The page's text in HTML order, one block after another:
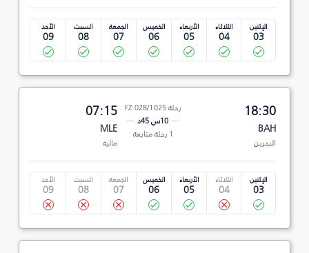
الإثنين
03
الثلاثاء
04
الأربعاء
05
الخميس
06
الجمعة
07
السبت
08
الأحد
09
18:30
BAH
البحرين
رحلة FZ 028/1025
10س 45د
1 رحلة متابعة
07:15
MLE
ماليه
الإثنين
03
الثلاثاء
04
الأربعاء
05
الخميس
06
الجمعة
07
السبت
08
الأحد
09